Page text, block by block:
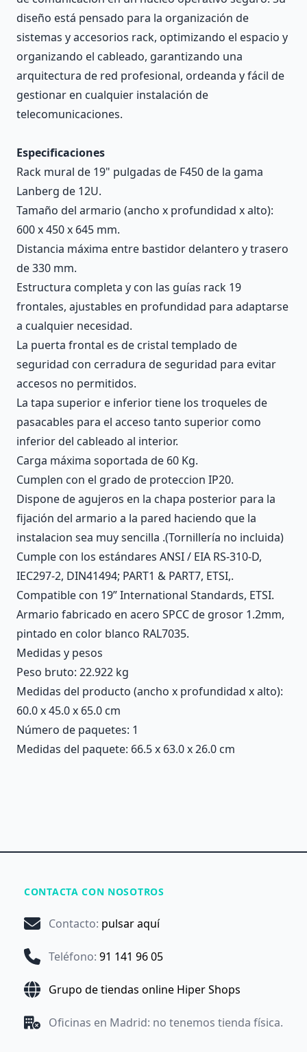
diseño está pensado para la organización de
sistemas y accesorios rack, optimizando el espacio y
organizando el cableado, garantizando una
arquitectura de red profesional, ordeanda y fácil de
gestionar en cualquier instalación de
telecomunicaciones.
Especificaciones
Rack mural de 19" pulgadas de F450 de la gama
Lanberg de 12U.
Tamaño del armario (ancho x profundidad x alto):
600 x 450 x 645 mm.
Distancia máxima entre bastidor delantero y trasero
de 330 mm.
Estructura completa y con las guías rack 19
frontales, ajustables en profundidad para adaptarse
a cualquier necesidad.
La puerta frontal es de cristal templado de
seguridad con cerradura de seguridad para evitar
accesos no permitidos.
La tapa superior e inferior tiene los troqueles de
pasacables para el acceso tanto superior como
inferior del cableado al interior.
Carga máxima soportada de 60 Kg.
Cumplen con el grado de proteccion IP20.
Dispone de agujeros en la chapa posterior para la
fijación del armario a la pared haciendo que la
instalacion sea muy sencilla .(Tornillería no incluida)
Cumple con los estándares ANSI / EIA RS-310-D,
IEC297-2, DIN41494; PART1 & PART7, ETSI,.
Compatible con 19” International Standards, ETSI.
Armario fabricado en acero SPCC de grosor 1.2mm,
pintado en color blanco RAL7035.
Medidas y pesos
Peso bruto: 22.922 kg
Medidas del producto (ancho x profundidad x alto):
60.0 x 45.0 x 65.0 cm
Número de paquetes: 1
Medidas del paquete: 66.5 x 63.0 x 26.0 cm
CONTACTA CON NOSOTROS
Contacto: pulsar aquí
Teléfono: 91 141 96 05
Grupo de tiendas online Hiper Shops
Oficinas en Madrid: no tenemos tienda física.